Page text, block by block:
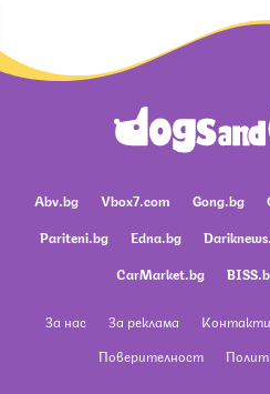
Abv.bg Vbox7.com Gong.bg
Pariteni.bg
Edna.bg
CarMarket.bg
За нас За реклама Контакти
Поверителност